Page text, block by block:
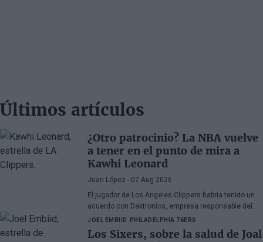
Últimos artículos
¿Otro patrocinio? La NBA vuelve
a tener en el punto de mira a
Kawhi Leonard
Juan López - 07 Aug 2026
El jugador de Los Angeles Clippers habría tenido un
acuerdo con Daktronics, empresa responsable del
videomarcador del Intuit Dome
JOEL EMBIID PHILADELPHIA 76ERS
Los Sixers, sobre la salud de Joal